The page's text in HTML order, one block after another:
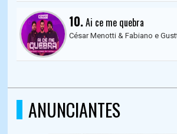
10.Ai ce me quebra
César Menotti & Fabiano e
ANUNCIANTES